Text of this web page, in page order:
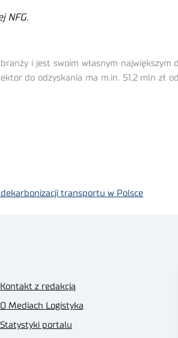
NFG.
i jest swoim własnym największym
do odzyskania ma m.in. 51,2 mln
dekarbonizacji transportu w Polsce
Kontakt z redakcją
O Mediach Logistyka
Statystyki portalu